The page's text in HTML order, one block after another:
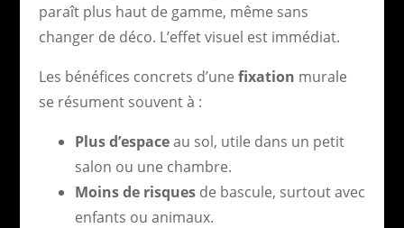
paraît plus haut de gamme, même sans
changer de déco. L’effet visuel est immédiat.
Les bénéfices concrets d’une fixation murale
se résument souvent à :
Plus d’espaceau sol, utile dans un petit
salon ou une chambre.
Moins de risquesde bascule, surtout avec
enfants ou animaux.